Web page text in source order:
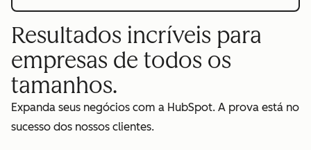
Resultados incríveis para
empresas de todos os
tamanhos.
Expanda seus negócios com a HubSpot. A prova está no
sucesso dos nossos clientes.